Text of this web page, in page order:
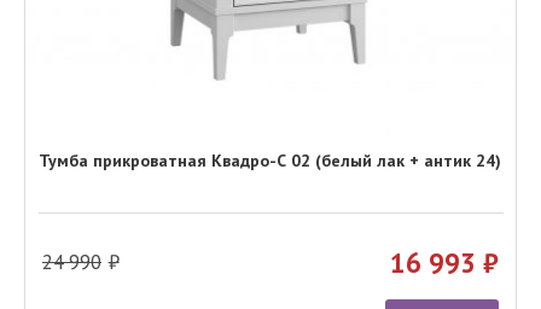
Тумба прикроватная Квадро-С 02 (белый лак + антик 24)
24 990 16 993